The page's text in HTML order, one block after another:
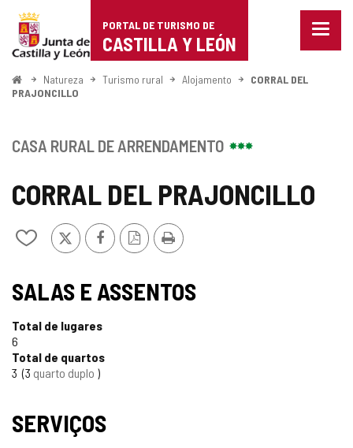
Portal
de
Turismo
de
Castilla
León
PORTAL DE TURISMO DE
CASTILLA Y LEÓN
Menu
ComeçoNatureza Turismo rural Alojamento
CORRAL DEL
PRAJONCILLO
CORRAL DEL PRAJONCILLO
Adicionar
de
meus
x FacebookVersão
PDF
Imprimir
CASA RURAL DE ARRENDAMENTO
SALAS E ASSENTOS
Total de lugares
6
Total de quartos
3 3 quarto duplo
SERVIÇOS